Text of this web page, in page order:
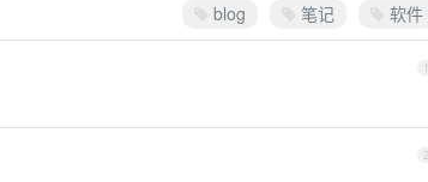
blog 笔记 软件
1
2